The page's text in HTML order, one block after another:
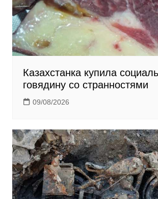
Казахстанка купила
говядину со странностями
09/08/2026